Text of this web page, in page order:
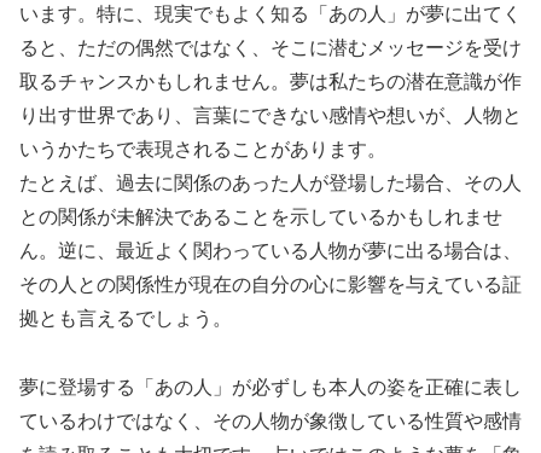
います。特に、現実でもよく知る「あの人」が夢に出てく
ると、ただの偶然ではなく、そこに潜むメッセージを受け
取るチャンスかもしれません。夢は私たちの潜在意識が作
り出す世界であり、言葉にできない感情や想いが、人物と
いうかたちで表現されることがあります。
たとえば、過去に関係のあった人が登場した場合、その人
との関係が未解決であることを示しているかもしれませ
ん。逆に、最近よく関わっている人物が夢に出る場合は、
その人との関係性が現在の自分の心に影響を与えている証
拠とも言えるでしょう。
夢に登場する「あの人」が必ずしも本人の姿を正確に表し
ているわけではなく、その人物が象徴している性質や感情